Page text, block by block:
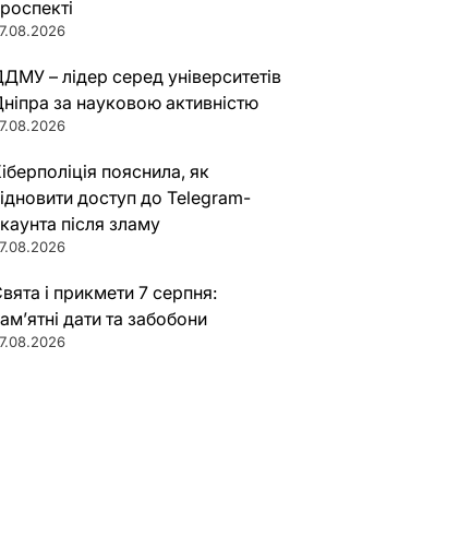
– лідер серед університетів
за науковою активністю
пояснила, як
доступ до Telegram-
після зламу
і прикмети 7 серпня:
дати та забобони